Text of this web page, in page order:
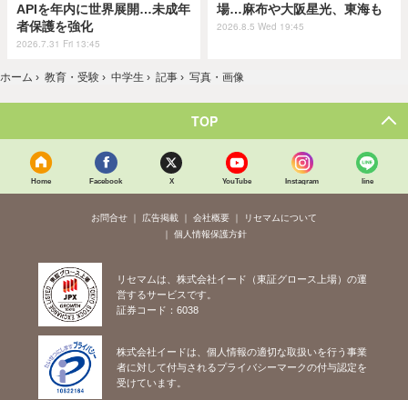
APIを年内に世界展開…未成年
者保護を強化
2026.7.31 Fri 13:45
場…麻布や大阪星光、東海も
2026.8.5 Wed 19:45
ホーム › 教育・受験 › 中学生 › 記事 › 写真・画像
TOP
Home Facebook X YouTube Instagram line
お問合せ 広告掲載 会社概要
リセマムについて
個人情報保護方針
リセマムは、株式会社イード（東証グロース上場）の運
営するサービスです。
証券コード：6038
株式会社イードは、個人情報の適切な取扱いを行う事業
者に対して付与されるプライバシーマークの付与認定を
受けています。